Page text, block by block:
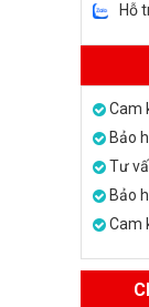
Hỗ
Cam
Bảo
Tư
Bảo
Cam